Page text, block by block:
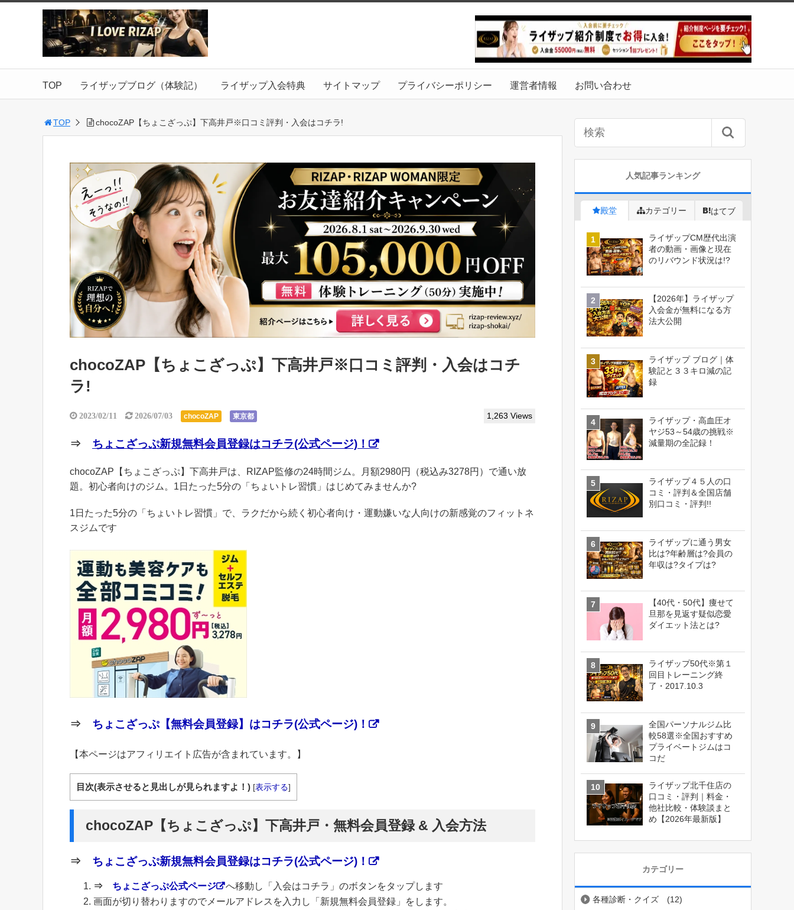
TOP ライザップブログ（体験記） ライザップ入会特典 サイトマップ プライバシーポリシー 運営者情報 お問い合わせ
TOP chocoZAP【ちょこざっぷ】下高井戸※口コミ評判・入会はコチラ!
chocoZAP【ちょこざっぷ】下高井戸※口コミ評判・入会はコチ
ラ!
2023/02/11 2026/07/03 chocoZAP 東京都 1,263 Views
⇒ ちょこざっぷ新規無料会員登録はコチラ(公式ページ)！
chocoZAP【ちょこざっぷ】下高井戸は、RIZAP監修の24時間ジム。月額2980円（税込み3278円）で通い放
題。初心者向けのジム。1日たった5分の「ちょいトレ習慣」はじめてみませんか?
1日たった5分の「ちょいトレ習慣」で、ラクだから続く初心者向け・運動嫌いな人向けの新感覚のフィットネ
スジムです
⇒ ちょこざっぷ【無料会員登録】はコチラ(公式ページ)！
【本ページはアフィリエイト広告が含まれています。】
目次(表示させると見出しが見られますよ！) [表示する]
chocoZAP【ちょこざっぷ】下高井戸・無料会員登録 & 入会方法
⇒ ちょこざっぷ新規無料会員登録はコチラ(公式ページ)！
⇒ ちょこざっぷ公式ページ
へ移動し「入会はコチラ」のボタンをタップします
画面が切り替わりますのでメールアドレスを入力し「新規無料会員登録」をします。
人気記事ランキング
殿堂 カテゴリー はてブ
ライザップCM歴代出演
者の動画・画像と現在
のリバウンド状況は!?
【2026年】ライザップ
入会金が無料になる方
法大公開
ライザップ ブログ｜体
験記と３３キロ減の記
録
ライザップ・高血圧オ
ヤジ53～54歳の挑戦※
減量期の全記録！
ライザップ４５人の口
コミ・評判＆全国店舗
別口コミ・評判!!
ライザップに通う男女
比は?年齢層は?会員の
年収は?タイプは?
【40代・50代】痩せて
旦那を見返す疑似恋愛
ダイエット法とは?
ライザップ50代※第１
回目トレーニング終
了・2017.10.3
全国パーソナルジム比
較58選※全国おすすめ
プライベートジムはコ
コだ
ライザップ北千住店の
口コミ・評判｜料金・
他社比較・体験談まと
め【2026年最新版】
カテゴリー
各種診断・クイズ (12)